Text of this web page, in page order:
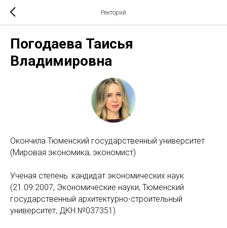
Ректорий
Погодаева Таисья
Владимировна
Окончила Тюменский государственный университет
(Мировая экономика, экономист)
Ученая степень: кандидат экономических наук
(21.09.2007, Экономические науки, Тюменский
государственный архитектурно-строительный
университет, ДКН №037351)